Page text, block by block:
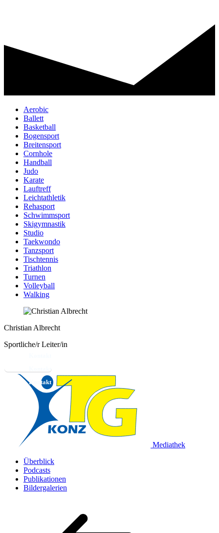
Aerobic
Ballett
Basketball
Bogensport
Breitensport
Cornhole
Handball
Judo
Karate
Lauftreff
Leichtathletik
Rehasport
Schwimmsport
Skigymnastik
Studio
Taekwondo
Tanzsport
Tischtennis
Triathlon
Turnen
Volleyball
Walking
Christian Albrecht
Sportliche/r Leiter/in
Mediathek
Überblick
Podcasts
Publikationen
Bildergalerien